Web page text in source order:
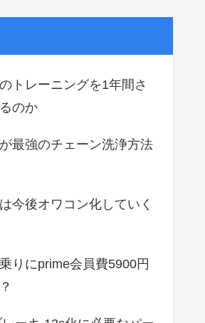
トレーニングを1年間さ
のか
最強のチェーン洗浄方法
今後オワコン化していく
りにprime会員費5900円